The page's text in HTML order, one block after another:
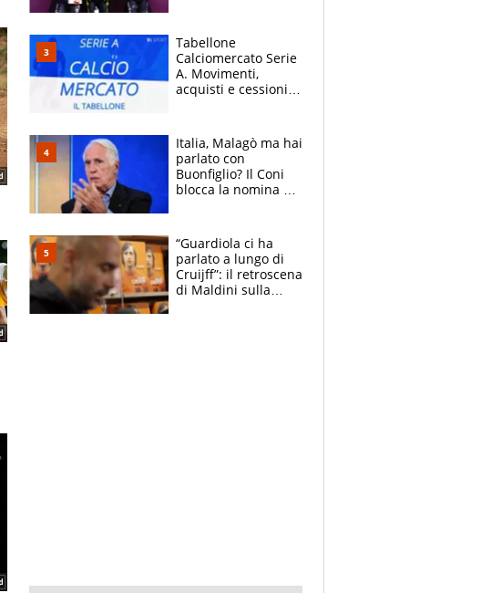
Tabellone
Calciomercato Serie
A. Movimenti,
acquisti e cessioni:
Italia, Malagò ma hai
parlato con
Buonfiglio? Il Coni
blocca la nomina di
“Guardiola ci ha
parlato a lungo di
Cruijff”: il retroscena
di Maldini sulla